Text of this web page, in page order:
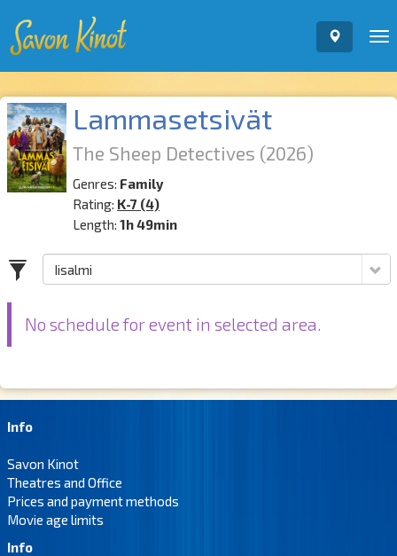
Lammasetsivät
The Sheep Detectives (2026)
Genres: Family
Rating: K-7 (4)
Length:1h 49min
No schedule for event in selected area.
Info
Savon Kinot
Theatres and Office
Prices and payment methods
Movie age limits
Info